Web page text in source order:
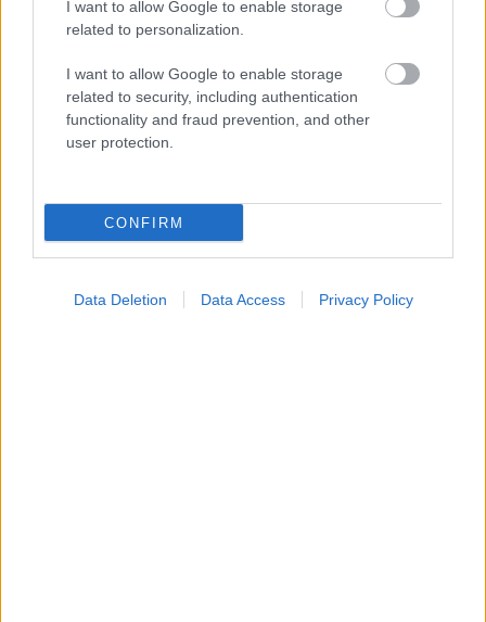
I want to allow Google to enable storage
related to personalization.
I want to allow Google to enable storage
related to security, including authentication
functionality and fraud prevention, and other
user protection.
CONFIRM
Data Deletion Data Access Privacy Policy